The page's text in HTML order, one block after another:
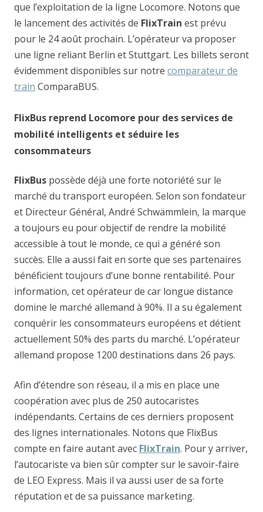
que l’exploitation de la ligne Locomore. Notons que
le lancement des activités de FlixTrain est prévu
pour le 24 août prochain. L’opérateur va proposer
une ligne reliant Berlin et Stuttgart. Les billets seront
évidemment disponibles sur notre comparateur de
train ComparaBUS.
FlixBus reprend Locomore pour des services de
mobilité intelligents et séduire les
consommateurs
FlixBus possède déjà une forte notoriété sur le
marché du transport européen. Selon son fondateur
et Directeur Général, André Schwämmlein, la marque
a toujours eu pour objectif de rendre la mobilité
accessible à tout le monde, ce qui a généré son
succès. Elle a aussi fait en sorte que ses partenaires
bénéficient toujours d’une bonne rentabilité. Pour
information, cet opérateur de car longue distance
domine le marché allemand à 90%. Il a su également
conquérir les consommateurs européens et détient
actuellement 50% des parts du marché. L’opérateur
allemand propose 1200 destinations dans 26 pays.
Afin d’étendre son réseau, il a mis en place une
coopération avec plus de 250 autocaristes
indépendants. Certains de ces derniers proposent
des lignes internationales. Notons que FlixBus
compte en faire autant avec FlixTrain. Pour y arriver,
l’autocariste va bien sûr compter sur le savoir-faire
de LEO Express. Mais il va aussi user de sa forte
réputation et de sa puissance marketing.